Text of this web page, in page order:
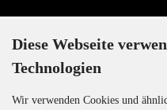
Newsletter-
Diese Webseite
Technologien
Wir verwenden Cookies und